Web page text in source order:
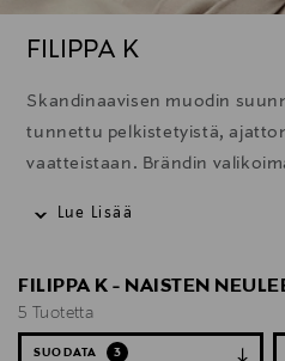
FILIPPA K
Skandinaavisen muodin
tunnettu pelkistetyistä,
vaatteistaan. Brändin
Filippa K:n tuotteista
Lue Lisää
FILIPPA K - NAISTEN
5 Tuotetta
SUODATA 3